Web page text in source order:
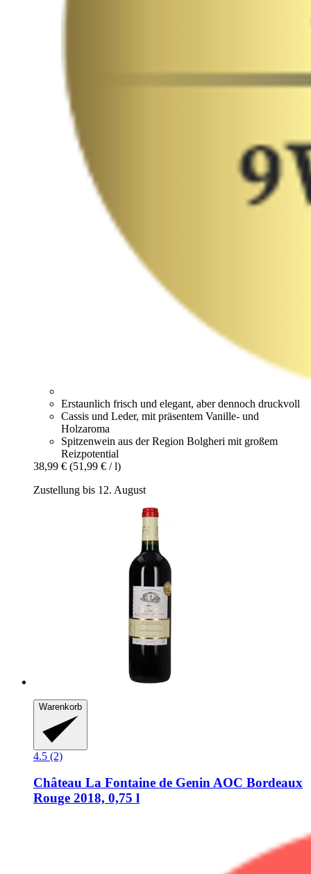
Erstaunlich frisch und elegant, aber dennoch druckvoll
Cassis und Leder, mit präsentem Vanille- und
Holzaroma
Spitzenwein aus der Region Bolgheri mit großem
Reizpotential
38,99 € (51,99 € / l)
Zustellung bis 12. August
Warenkorb
4.5 (2)
Château La Fontaine de GeninAOC Bordeaux
Rouge 2018, 0,75 l